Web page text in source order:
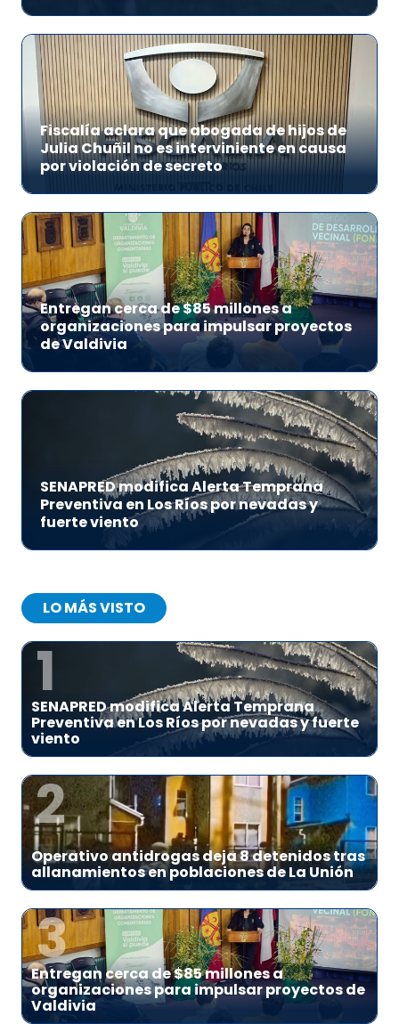
Fiscalía aclara que abogada de hijos de
Julia Chuñil no es interviniente en causa
por violación de secreto
Entregan cerca de $85 millones a
organizaciones para impulsar proyectos
de Valdivia
SENAPRED modifica Alerta Temprana
Preventiva en Los Ríos por nevadas y
fuerte viento
LO MÁS VISTO
1
SENAPRED modifica Alerta Temprana
Preventiva en Los Ríos por nevadas y fuerte
viento
2
Operativo antidrogas deja 8 detenidos tras
allanamientos en poblaciones de La Unión
3
Entregan cerca de $85 millones a
organizaciones para impulsar proyectos de
Valdivia